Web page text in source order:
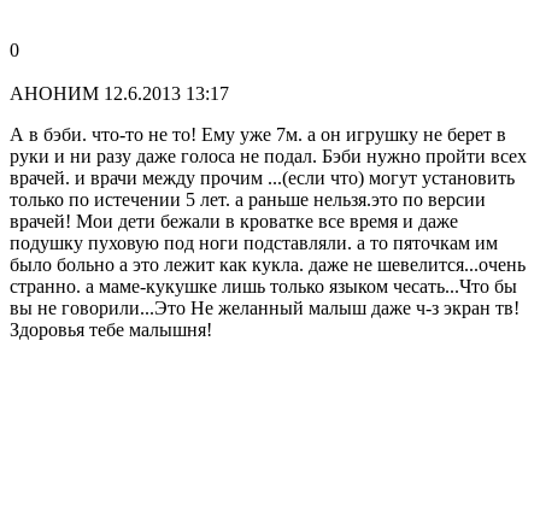
0
АНОНИМ 12.6.2013 13:17
А в бэби. что-то не то! Ему уже 7м. а он игрушку не берет в
руки и ни разу даже голоса не подал. Бэби нужно пройти всех
врачей. и врачи между прочим ...(если что) могут установить
только по истечении 5 лет. а раньше нельзя.это по версии
врачей! Мои дети бежали в кроватке все время и даже
подушку пуховую под ноги подставляли. а то пяточкам им
было больно а это лежит как кукла. даже не шевелится...очень
странно. а маме-кукушке лишь только языком чесать...Что бы
вы не говорили...Это Не желанный малыш даже ч-з экран тв!
Здоровья тебе малышня!